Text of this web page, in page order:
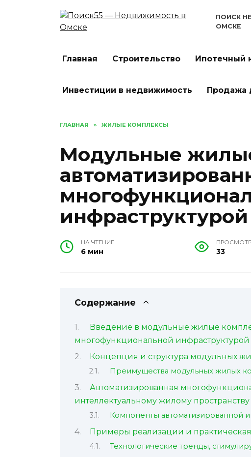
ПОИСК
ОМСКЕ
Главная Строительство Ипотечный
Инвестиции в недвижимость Продажа
ГЛАВНАЯ » ЖИЛЫЕ КОМПЛЕКСЫ
Модульные
инфраструктурой
НА ЧТЕНИЕ
6 мин 33
Содержание
Введение в модульные жилые
многофункциональной инфраструктурой
Концепция и структура модульных
Преимущества модульных жилых
Автоматизированная
интеллектуальному жилому пространству
Компоненты автоматизированной
Примеры реализации и практическая
Технологические тренды,